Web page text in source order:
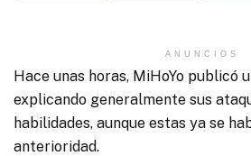
ANUNCIOS
Hace unas horas, MiHoYo publicó
explicando generalmente sus
habilidades, aunque estas ya se
anterioridad.